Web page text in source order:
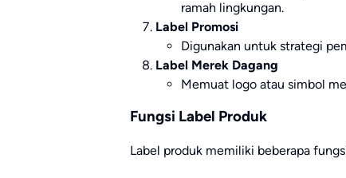
ramah lingkungan.
Label Promosi
Digunakan untuk strategi
Label Merek Dagang
Memuat logo atau simbol
Fungsi Label Produk
Label produk memiliki beberapa